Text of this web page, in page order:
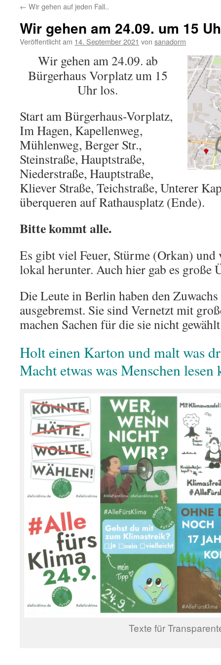
← Wir gehen auf jeden Fall..
Wir gehen am 24.09. um 15
Veröffentlicht am 14. September 2021 von sanadorm
Wir gehen am 24.09. ab
Bürgerhaus Vorplatz um 15
Uhr los.
Start am Bürgerhaus-Vorplatz,
Im Hagen, Kapellenweg,
Mühlenweg, Berger Str.,
Steinstraße, Hauptstraße,
Niederstraße, Hauptstraße,
Kliever Straße, Teichstraße, Unterer
überqueren auf Rathausplatz (Ende).
Bitte kommt alle.
Es gibt viel Feuer, Stürme (Orkan) und
lokal herunter. Auch hier gab es große
Die Leute in Berlin haben den
ausgebremst. Sie sind Vernetzt mit
machen Sachen für die sie nicht
Holt einen Karton und malt was
Macht etwas was Menschen lesen
Texte für